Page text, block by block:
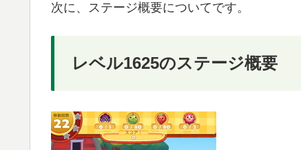
次に、ステージ概要についてです。
レベル1625のステージ概要